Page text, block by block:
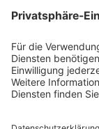
Karriere
Kontakt
RECHTLICHES